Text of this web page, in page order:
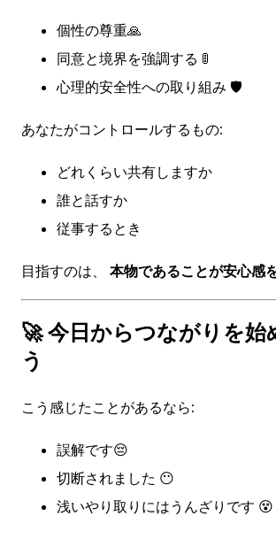
個性の尊重🙏
同意と境界を強調する 🚦
心理的安全性への取り組み 🛡️
あなたがコントロールするもの:
どれくらい共有しますか
誰と話すか
従事するとき
目指すのは、 本物であることが安心感
🚀 今日からつながりを始
う
こう感じたことがあるなら:
誤解です😔
切断されました 😶
浅いやり取りにはうんざりです 😵